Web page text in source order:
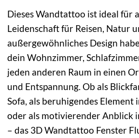
Dieses Wandtattoo ist ideal für
Leidenschaft für Reisen, Natur
außergewöhnliches Design
dein Wohnzimmer,
jeden anderen Raum in einen
und Entspannung. Ob als
Sofa, als beruhigendes Element
oder als motivierender Anblick
– das 3D Wandtattoo Fenster